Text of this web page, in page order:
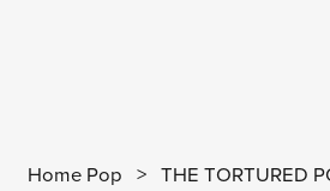
Home Pop > THE TORTURED